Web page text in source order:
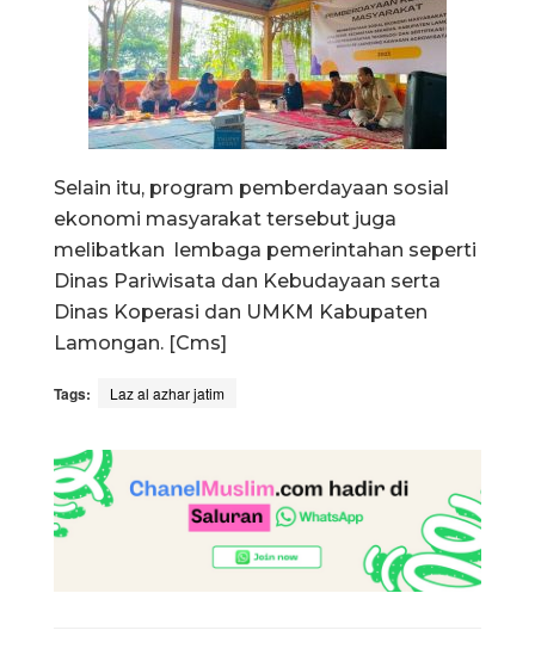
Selain itu, program pemberdayaan sosial
ekonomi masyarakat tersebut juga
melibatkan lembaga pemerintahan seperti
Dinas Pariwisata dan Kebudayaan serta
Dinas Koperasi dan UMKM Kabupaten
Lamongan. [Cms]
Tags: Laz al azhar jatim